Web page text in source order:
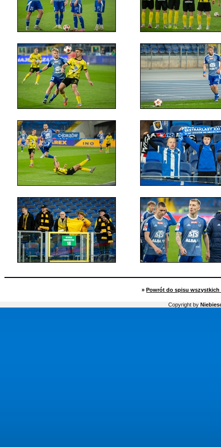
» Powrót do spisu wszystkich
Copyright by